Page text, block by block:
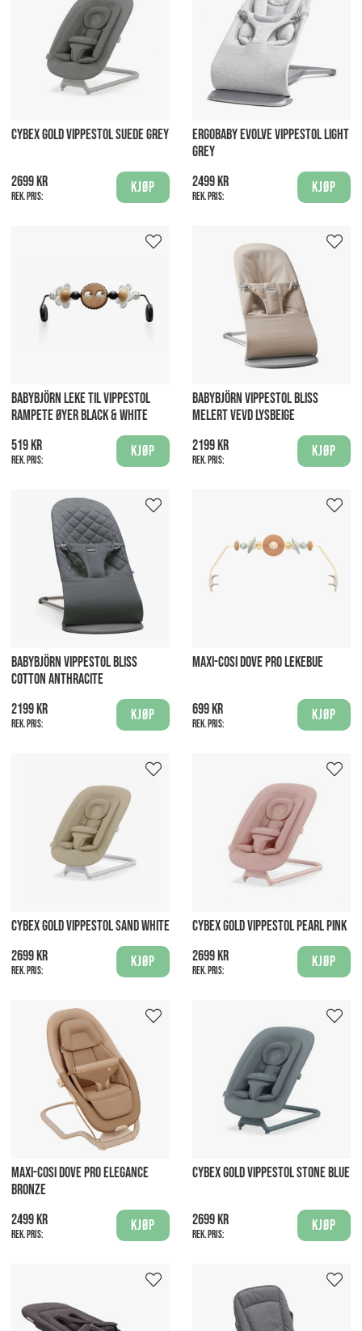
CYBEX GOLD VIPPESTOL SUEDE GREY
2699 kr
Rek. pris:
Kjøp
ERGOBABY EVOLVE VIPPESTOL LIGHT
GREY
2499 kr
Rek. pris:
Kjøp
BABYBJÖRN LEKE TIL VIPPESTOL
RAMPETE ØYER BLACK & WHITE
519 kr
Rek. pris:
Kjøp
BABYBJÖRN VIPPESTOL BLISS
MELERT VEVD LYSBEIGE
2199 kr
Rek. pris:
Kjøp
BABYBJÖRN VIPPESTOL BLISS
COTTON ANTHRACITE
2199 kr
Rek. pris:
Kjøp
MAXI-COSI DOVE PRO LEKEBUE
699 kr
Rek. pris:
Kjøp
CYBEX GOLD VIPPESTOL SAND WHITE
2699 kr
Rek. pris:
Kjøp
CYBEX GOLD VIPPESTOL PEARL PINK
2699 kr
Rek. pris:
Kjøp
MAXI-COSI DOVE PRO ELEGANCE
BRONZE
2499 kr
Rek. pris:
Kjøp
CYBEX GOLD VIPPESTOL STONE BLUE
2699 kr
Rek. pris:
Kjøp